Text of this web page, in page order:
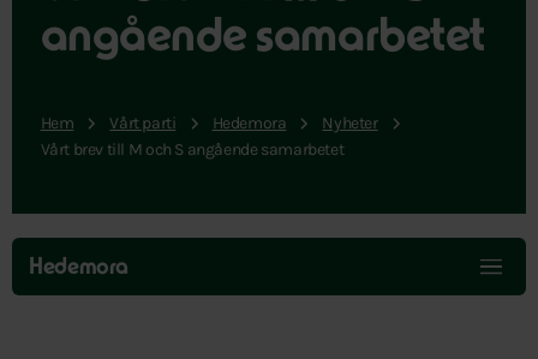
angående samarbetet
Hem Vårt parti Hedemora
Nyheter
Vårt brev till M och S angående samarbetet
Hoppa
över
menyn
Hedemora